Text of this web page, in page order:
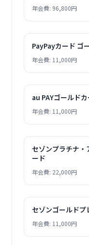
年会費: 96,800円
PayPayカード ゴ
年会費: 11,000円
au PAYゴールド
年会費: 11,000円
セゾンプラチナ・
ード
年会費: 22,000円
セゾンゴールドプ
年会費: 11,000円